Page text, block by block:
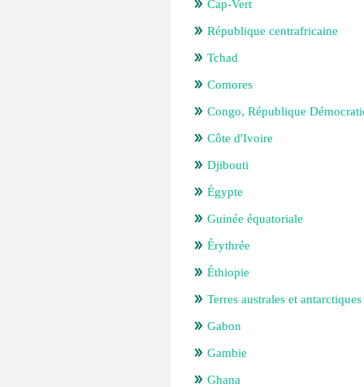
Cap-Vert
République centrafricaine
Tchad
Comores
Congo, République
Côte d'Ivoire
Djibouti
Égypte
Guinée équatoriale
Érythrée
Éthiopie
Terres australes et
Gabon
Gambie
Ghana